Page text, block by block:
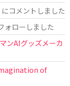
にコメントしました
ォローしました
ンAIグッズメーカ
of